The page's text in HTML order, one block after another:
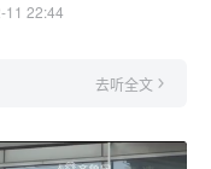
11 22:44
去听全文